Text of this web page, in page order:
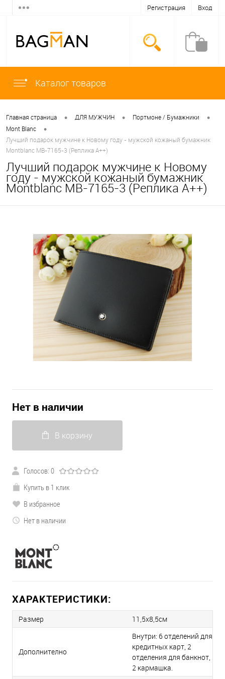
Регистрация Вход
Каталог товаров
Главная страница • ДЛЯ МУЖЧИН • Портмоне / Бумажники •
Mont Blanc •
Лучший подарок мужчине к Новому году - мужской кожаный бумажник
Montblanc MB-7165-3 (Реплика A++)
Лучший подарок мужчине к Новому
году - мужской кожаный бумажник
Montblanc MB-7165-3 (Реплика A++)
Нет в наличии
В корзину
Голосов: 0
Купить в 1 клик
В избранное
Нет в наличии
ХАРАКТЕРИСТИКИ:
Размер 11,5x8,5см
Дополнително
Внутри: 6 отделений для
кредитных карт, 2
отделения для банкнот,
2 кармашка.